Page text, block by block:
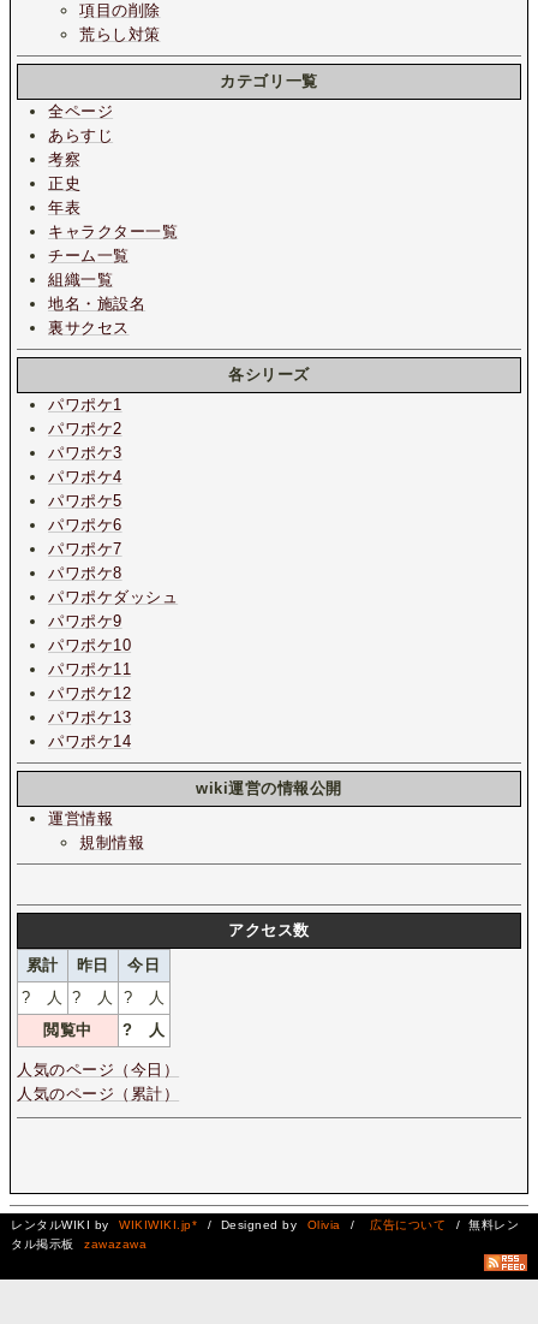
項目の削除
荒らし対策
カテゴリ一覧
全ページ
あらすじ
考察
正史
年表
キャラクター一覧
チーム一覧
組織一覧
地名・施設名
裏サクセス
各シリーズ
パワポケ1
パワポケ2
パワポケ3
パワポケ4
パワポケ5
パワポケ6
パワポケ7
パワポケ8
パワポケダッシュ
パワポケ9
パワポケ10
パワポケ11
パワポケ12
パワポケ13
パワポケ14
wiki運営の情報公開
運営情報
規制情報
アクセス数
累計
昨日
今日
? 人 ? 人 ? 人
閲覧中
? 人
人気のページ（今日）
人気のページ（累計）
レンタルWIKI by WIKIWIKI.jp* / Designed by Olivia / 広告について
/ 無料レン
タル掲示板
zawazawa